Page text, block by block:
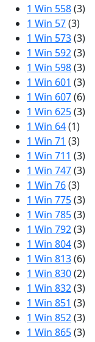
1 Win 558(3)
1 Win 57(3)
1 Win 573(3)
1 Win 592(3)
1 Win 598(3)
1 Win 601 (3)
1 Win 607(6)
1 Win 625(3)
1 Win 64(1)
1 Win 71 (3)
1 Win 711 (3)
1 Win 747(3)
1 Win 76(3)
1 Win 775(3)
1 Win 785(3)
1 Win 792(3)
1 Win 804(3)
1 Win 813(6)
1 Win 830(2)
1 Win 832(3)
1 Win 851 (3)
1 Win 852(3)
1 Win 865(3)